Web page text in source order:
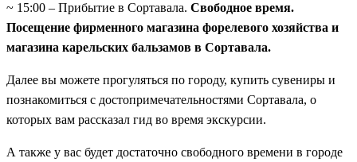
~ 15:00 – Прибытие в Сортавала. Свободное время.
Посещение фирменного магазина форелевого хозяйства и
магазина карельских бальзамов в Сортавала.
Далее вы можете прогуляться по городу, купить сувениры и
познакомиться с достопримечательностями Сортавала, о
которых вам рассказал гид во время экскурсии.
А также у вас будет достаточно свободного времени в городе